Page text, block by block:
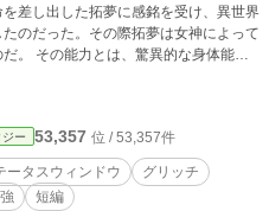
差し出した拓夢に感銘を受け、異世界
のだった。その際拓夢は女神によって
。 その能力とは、驚異的な身体能
、そのどれもが違う。彼に授けられた
。この何の変哲もない能力を斎藤拓夢
送るのだった。
ー 53,357 位 / 53,357件
ータスウィンドウ
グリッチ
短編